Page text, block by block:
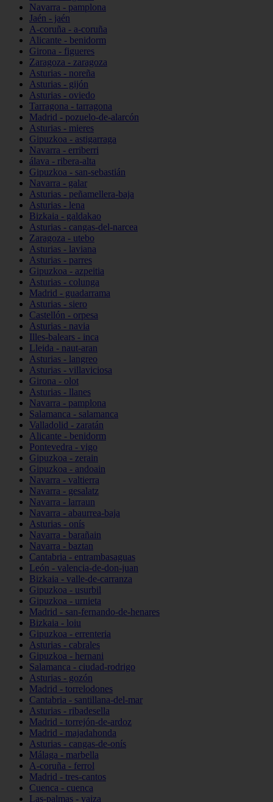
Navarra - pamplona
Jaén - jaén
A-coruña - a-coruña
Alicante - benidorm
Girona - figueres
Zaragoza - zaragoza
Asturias - noreña
Asturias - gijón
Asturias - oviedo
Tarragona - tarragona
Madrid - pozuelo-de-alarcón
Asturias - mieres
Gipuzkoa - astigarraga
Navarra - erriberri
álava - ribera-alta
Gipuzkoa - san-sebastián
Navarra - galar
Asturias - peñamellera-baja
Asturias - lena
Bizkaia - galdakao
Asturias - cangas-del-narcea
Zaragoza - utebo
Asturias - laviana
Asturias - parres
Gipuzkoa - azpeitia
Asturias - colunga
Madrid - guadarrama
Asturias - siero
Castellón - orpesa
Asturias - navia
Illes-balears - inca
Lleida - naut-aran
Asturias - langreo
Asturias - villaviciosa
Girona - olot
Asturias - llanes
Navarra - pamplona
Salamanca - salamanca
Valladolid - zaratán
Alicante - benidorm
Pontevedra - vigo
Gipuzkoa - zerain
Gipuzkoa - andoain
Navarra - valtierra
Navarra - gesalatz
Navarra - larraun
Navarra - abaurrea-baja
Asturias - onís
Navarra - barañain
Navarra - baztan
Cantabria - entrambasaguas
León - valencia-de-don-juan
Bizkaia - valle-de-carranza
Gipuzkoa - usurbil
Gipuzkoa - urnieta
Madrid - san-fernando-de-henares
Bizkaia - loiu
Gipuzkoa - errenteria
Asturias - cabrales
Gipuzkoa - hernani
Salamanca - ciudad-rodrigo
Asturias - gozón
Madrid - torrelodones
Cantabria - santillana-del-mar
Asturias - ribadesella
Madrid - torrejón-de-ardoz
Madrid - majadahonda
Asturias - cangas-de-onís
Málaga - marbella
A-coruña - ferrol
Madrid - tres-cantos
Cuenca - cuenca
Las-palmas - yaiza